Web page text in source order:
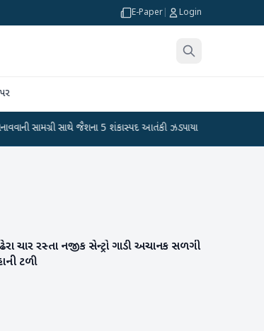
E-Paper Login
સાથે જૈશના 5 શંકાસ્પદ આતંકી ઝડપાયા ● પીએમ મોદીનું
ચાર રસ્તા નજીક સેન્ટ્રો ગાડી અચાનક સળગી
ટળી